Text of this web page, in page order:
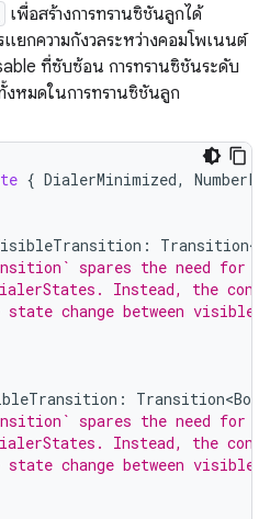
เพื่อสร้างการทรานซิชันลูกได้
ยกความกังวลระหว่างคอมโพเนนต์
ที่ซับซ้อน การทรานซิชันระดับ
หมดในการทรานซิชันลูก
{ DialerMinimized,
:
spares the need for
Instead, the
change between
:
spares the need for
Instead, the
change between